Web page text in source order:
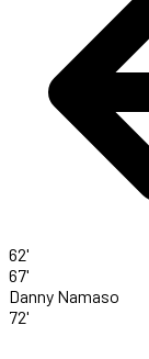
62'
67'
Danny Namaso
72'